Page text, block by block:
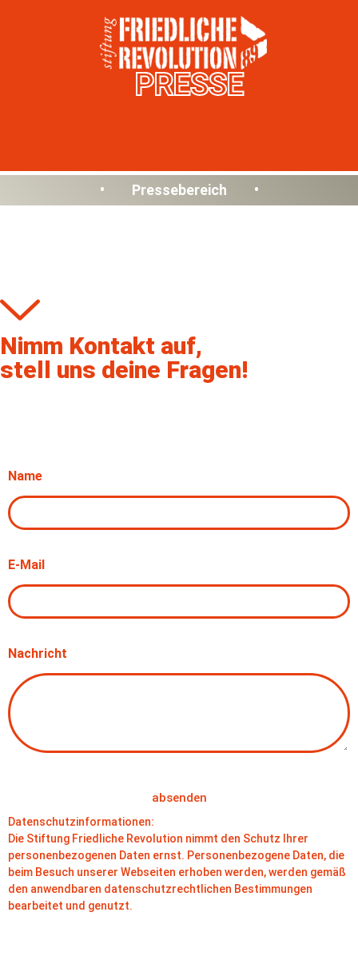
PRESSE
• Pressebereich •
Nimm Kontakt auf,
stell uns deine Fragen!
Name
E-Mail
Nachricht
absenden
Datenschutzinformationen:
Die Stiftung Friedliche Revolution nimmt den Schutz Ihrer
personenbezogenen Daten ernst. Personenbezogene Daten, die
beim Besuch unserer Webseiten erhoben werden, werden gemäß
den anwendbaren datenschutzrechtlichen Bestimmungen
bearbeitet und genutzt.